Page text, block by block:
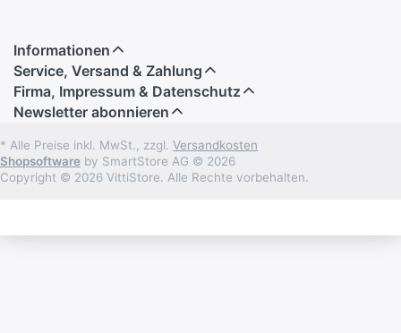
Informationen
Service, Versand & Zahlung
Firma, Impressum & Datenschutz
Newsletter abonnieren
* Alle Preise inkl. MwSt., zzgl. Versandkosten
Shopsoftware by SmartStore AG © 2026
Copyright © 2026 VittiStore. Alle Rechte vorbehalten.